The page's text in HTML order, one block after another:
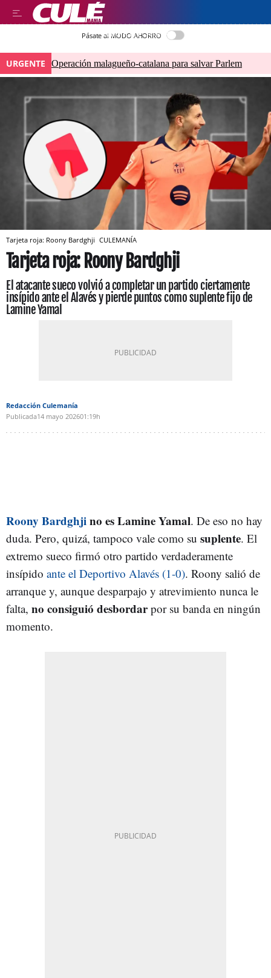
LLEGIR EN CATALÀ
Pásate al MODO AHORRO
URGENTE Operación malagueño-catalana para salvar Parlem
Tarjeta roja: Roony Bardghji CULEMANÍA
Tarjeta roja: Roony Bardghji
El atacante sueco volvió a completar un partido ciertamente
insípido ante el Alavés y pierde puntos como suplente fijo de
Lamine Yamal
Redacción Culemanía
Publicada14 mayo 202601:19h
Roony Bardghjino es Lamine Yamal. De eso no hay
duda. Pero, quizá, tampoco vale como su suplente. El
extremo sueco firmó otro partido verdaderamente
insípido ante el Deportivo Alavés (1-0). Roony salió de
arranque y, aunque desparpajo y atrevimiento nunca le
falta, no consiguió desbordarpor su banda en ningún
momento.